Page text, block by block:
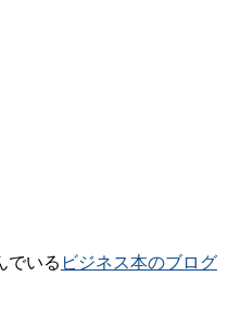
でいる ビジネス本のブログ